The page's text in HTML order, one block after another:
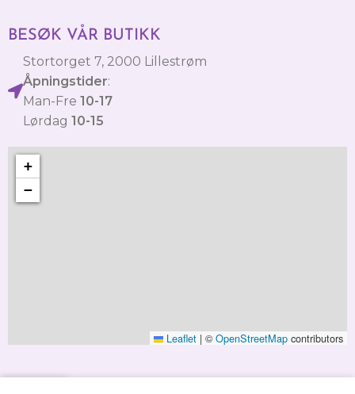
BESØK VÅR BUTIKK
Stortorget 7, 2000 Lillestrøm
Åpningstider:
Man-Fre 10-17
Lørdag 10-15
+
−
Leaflet | © OpenStreetMap contributors